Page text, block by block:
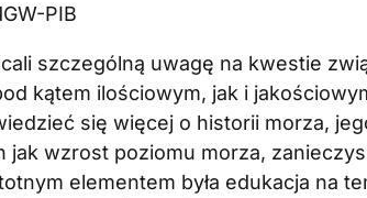
PIB
szczególną uwagę na kwestie
kątem ilościowym, jak i
się więcej o historii morza,
jak wzrost poziomu morza,
elementem była edukacja na